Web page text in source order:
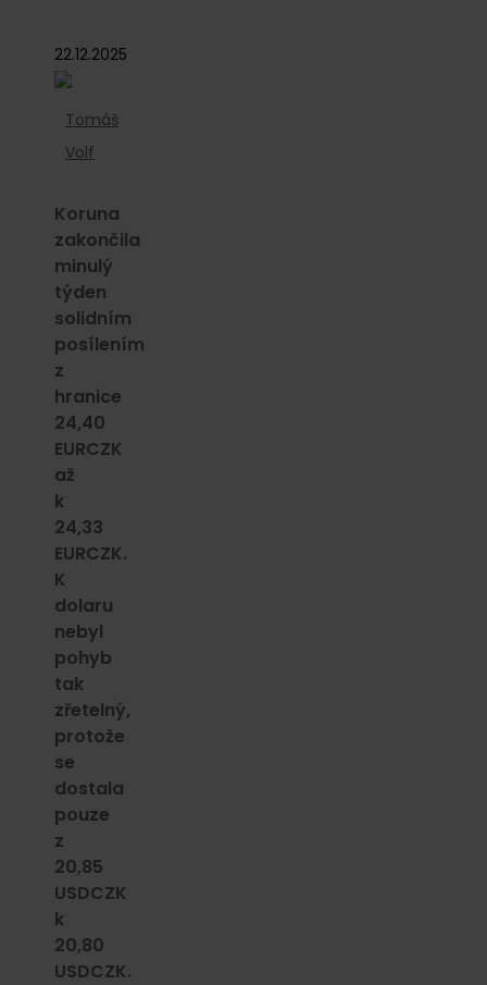
22.12.2025
Tomáš
Volf
Koruna
zakončila
minulý
týden
solidním
posílením
z
hranice
24,40
EURCZK
až
k
24,33
EURCZK.
K
dolaru
nebyl
pohyb
tak
zřetelný,
protože
se
dostala
pouze
z
20,85
USDCZK
k
20,80
USDCZK.